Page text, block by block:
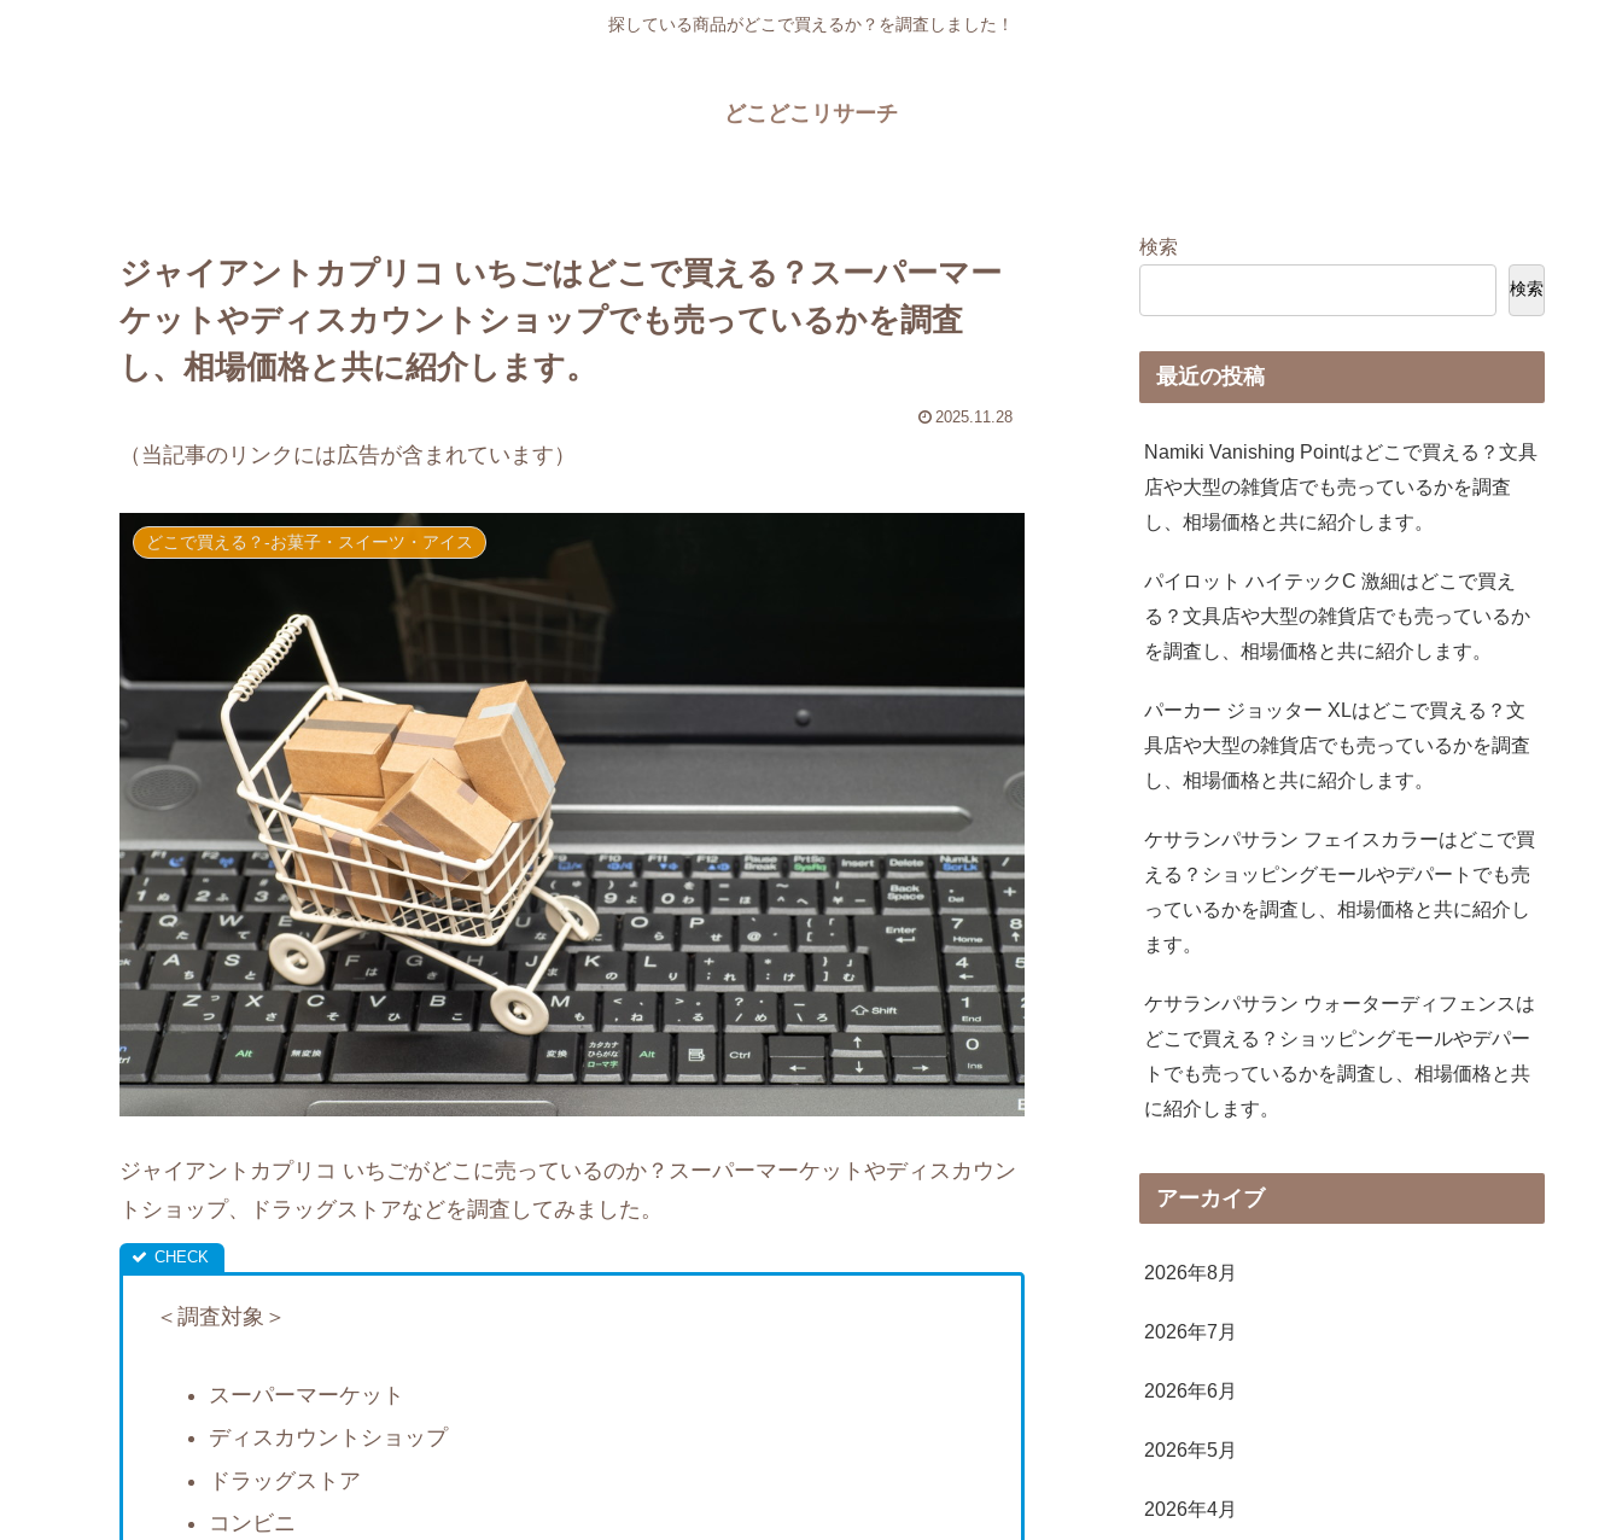
探している商品がどこで買えるか？を調査しました！
どこどこリサーチ
ジャイアントカプリコ いちごはどこで買える？スーパーマー
ケットやディスカウントショップでも売っているかを調査
し、相場価格と共に紹介します。
2025.11.28
（当記事のリンクには広告が含まれています）
どこで買える？-お菓子・スイーツ・アイス
ジャイアントカプリコ いちごがどこに売っているのか？スーパーマーケットやディスカウン
トショップ、ドラッグストアなどを調査してみました。
＜調査対象＞
スーパーマーケット
ディスカウントショップ
ドラッグストア
コンビニ
検索
検索
最近の投稿
Namiki Vanishing Pointはどこで買える？文具
店や大型の雑貨店でも売っているかを調査
し、相場価格と共に紹介します。
パイロット ハイテックC 激細はどこで買え
る？文具店や大型の雑貨店でも売っているか
を調査し、相場価格と共に紹介します。
パーカー ジョッター XLはどこで買える？文
具店や大型の雑貨店でも売っているかを調査
し、相場価格と共に紹介します。
ケサランパサラン フェイスカラーはどこで買
える？ショッピングモールやデパートでも売
っているかを調査し、相場価格と共に紹介し
ます。
ケサランパサラン ウォーターディフェンスは
どこで買える？ショッピングモールやデパー
トでも売っているかを調査し、相場価格と共
に紹介します。
アーカイブ
2026年8月
2026年7月
2026年6月
2026年5月
2026年4月